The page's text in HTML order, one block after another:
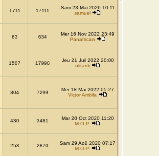
1711 17111
Sam 23 Mai 2026 10:11
samuel
63 634
Mer 16 Nov 2022 23:49
Panafricain
1507 17990
Jeu 21 Juil 2022 20:00
olitank
304 7299
Mer 18 Mai 2022 05:27
Victor Ambila
430 3481
Mar 20 Oct 2020 11:20
M.O.P.
253 2870
Sam 29 Aoû 2020 07:17
M.O.P.